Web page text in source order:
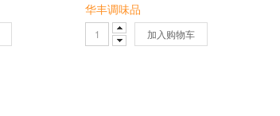
华丰调味品
加入购物车